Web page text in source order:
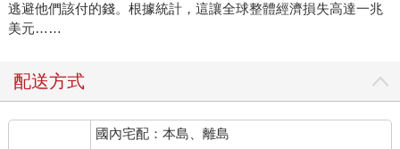
逃避他們該付的錢。根據統計，這讓全球整體經濟損失高達一兆
美元……
配送方式
國內宅配：本島、離島